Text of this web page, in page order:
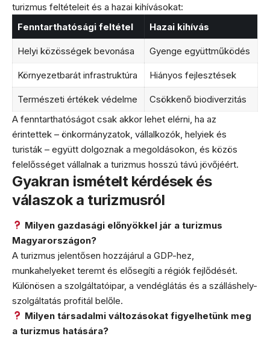
turizmus feltételeit és a hazai kihívásokat:
Fenntarthatósági feltétel
Hazai kihívás
Helyi közösségek bevonása Gyenge együttműködés
Környezetbarát infrastruktúra Hiányos fejlesztések
Természeti értékek védelme
Csökkenő biodiverzitás
A fenntarthatóságot csak akkor lehet elérni, ha az
érintettek – önkormányzatok, vállalkozók, helyiek és
turisták – együtt dolgoznak a megoldásokon, és közös
felelősséget vállalnak a turizmus hosszú távú jövőjéért.
Gyakran ismételt kérdések és
válaszok a turizmusról
Milyen gazdasági előnyökkel jár a turizmus
Magyarországon?
A turizmus jelentősen hozzájárul a GDP-hez,
munkahelyeket teremt és elősegíti a régiók fejlődését.
Különösen a szolgáltatóipar, a vendéglátás és a szálláshely-
szolgáltatás profitál belőle.
Milyen társadalmi változásokat figyelhetünk meg
a turizmus hatására?